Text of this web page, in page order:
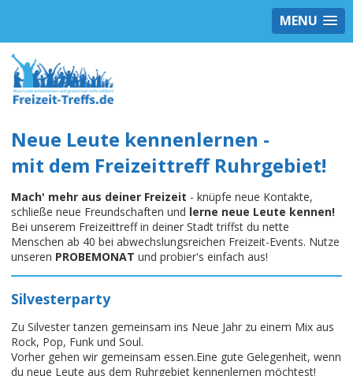
MENU
Neue Leute kennenlernen -
mit dem Freizeittreff Ruhrgebiet!
Mach' mehr aus deiner Freizeit - knüpfe neue Kontakte,
schließe neue Freundschaften und lerne neue Leute kennen!
Bei unserem Freizeittreff in deiner Stadt triffst du nette
Menschen ab 40 bei abwechslungsreichen Freizeit-Events. Nutze
unseren PROBEMONAT und probier's einfach aus!
Silvesterparty
Zu Silvester tanzen gemeinsam ins Neue Jahr zu einem Mix aus
Rock, Pop, Funk und Soul.
Vorher gehen wir gemeinsam essen.Eine gute Gelegenheit, wenn
du neue Leute aus dem Ruhrgebiet kennenlernen möchtest!